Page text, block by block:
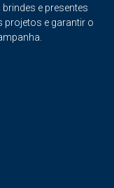
e presentes
e garantir o